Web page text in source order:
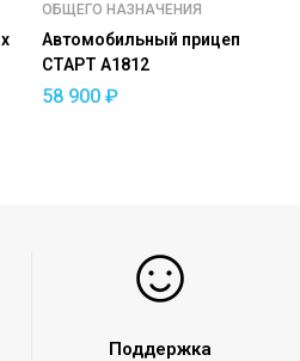
ОБЩЕГО НАЗНАЧЕНИЯ
Автомобильный прицеп
СТАРТ A1812
58 900 ₽
Поддержка